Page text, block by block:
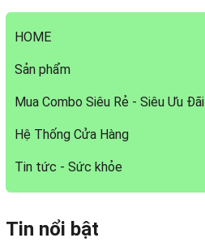
HOME
Sản phẩm
Mua Combo Siêu Rẻ - Siêu Ưu Đãi
Hệ Thống Cửa Hàng
Tin tức - Sức khỏe
Tin nổi bật